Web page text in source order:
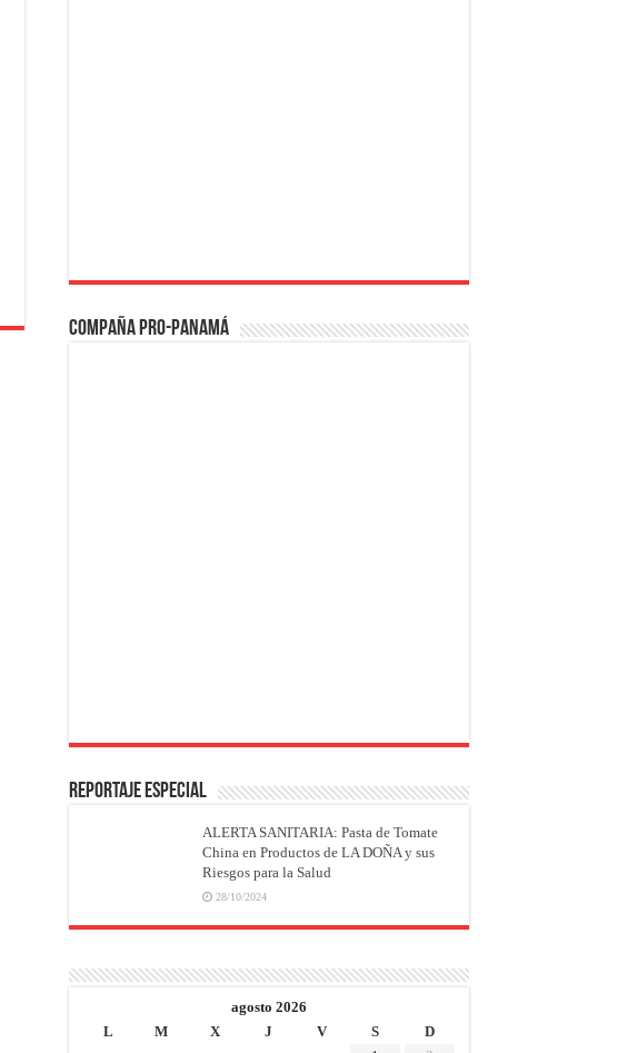
Compaña PRO-Panamá
REPORTAJE ESPECIAL
ALERTA SANITARIA: Pasta de Tomate
China en Productos de LA DOÑA y sus
Riesgos para la Salud
28/10/2024
agosto 2026
L
M X J V S
D